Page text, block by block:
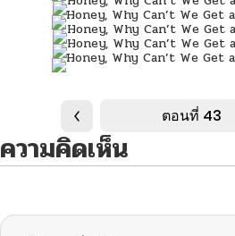
ตอนที่ 43
ความคิดเห็น